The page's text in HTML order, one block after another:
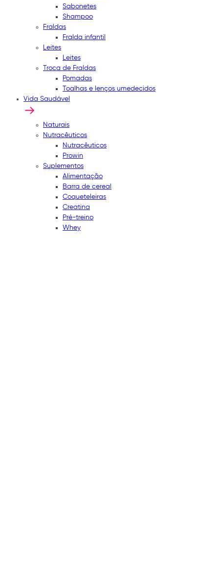
Sabonetes
Shampoo
Fraldas
Fralda infantil
Leites
Leites
Troca de Fraldas
Pomadas
Toalhas e lenços umedecidos
Vida Saudável
Naturais
Nutracêuticos
Nutracêuticos
Prowin
Suplementos
Alimentação
Barra de cereal
Coqueteleiras
Creatina
Pré-treino
Whey